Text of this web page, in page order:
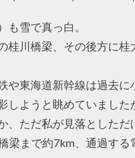
も雪で真っ白。
桂川橋梁、その後方に
や東海道新幹線は過去
しようと眺めていました
、ただ私が見落としただ
梁まで約7km、通過する